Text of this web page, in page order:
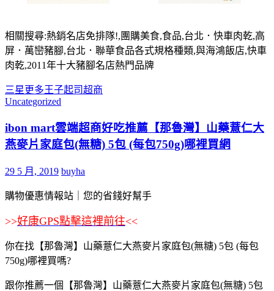
相關搜尋:熱銷名店免排隊!,團購美食,食品,台北．快車肉乾,高
屏．萬巒豬腳,台北．聯華食品各式規格種類,與海鴻飯店,快車
肉乾,2011年十大豬腳名店熱門品牌
三星 更多王子起司超商
Uncategorized
ibon mart雲端超商好吃推薦【那魯灣】山藥薏仁大
燕麥片家庭包(無糖) 5包 (每包750g)哪裡買網
29 5 月, 2019 buyha
購物優惠情報站｜您的省錢好幫手
>>好康GPS點擊這裡前往<<
你在找【那魯灣】山藥薏仁大燕麥片家庭包(無糖) 5包 (每包
750g)哪裡買嗎?
跟你推薦一個【那魯灣】山藥薏仁大燕麥片家庭包(無糖) 5包